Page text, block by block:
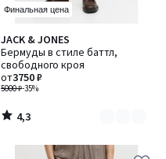
Финальная цена
JACK & JONES
Бермуды в стиле баттл,
свободного кроя
5000 ₽-35%
от3750 ₽
4,3
/ 5
Количество
цветов:
2
4,3
/